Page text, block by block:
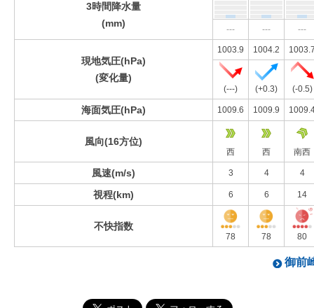
3時間降水量
(mm)
--- --- ---
現地気圧(hPa)
(変化量)
1003.9 1004.2
(---) (+0.3) (-0.5)
海面気圧(hPa) 1009.6 1009.9
風向(16方位)
西 西 南西
風速(m/s) 3 4 4
視程(km) 6 6 14
不快指数
78 78 80
御前